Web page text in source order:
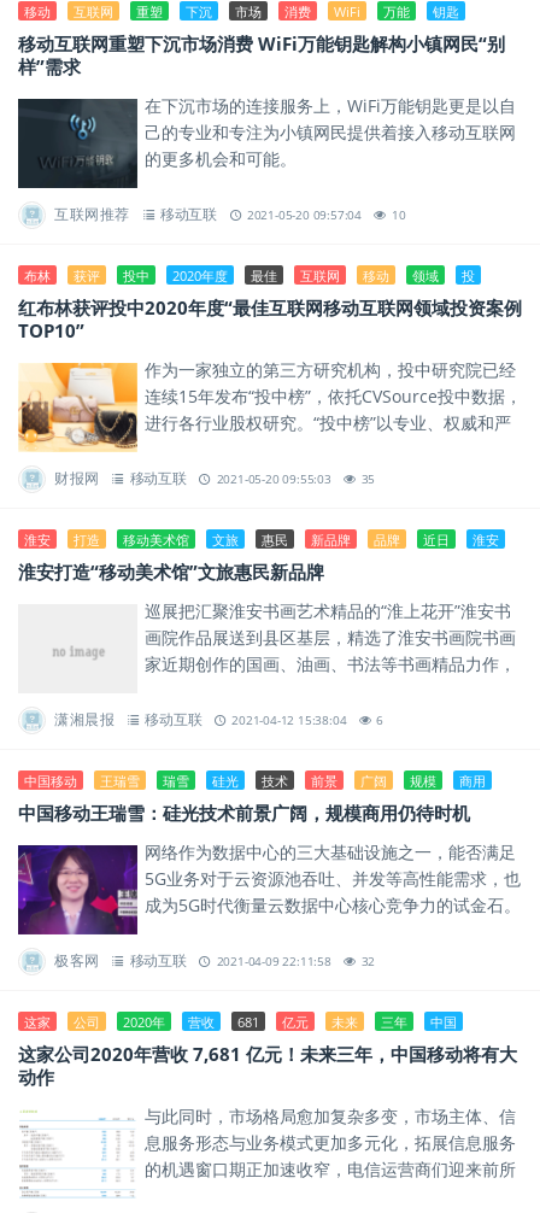
移动 互联网 重塑 下沉 市场 消费 WiFi 万能 钥匙
移动互联网重塑下沉市场消费 WiFi万能钥匙解构小镇网民“别
样”需求
在下沉市场的连接服务上，WiFi万能钥匙更是以自
己的专业和专注为小镇网民提供着接入移动互联网
的更多机会和可能。
互联网推荐 移动互联 2021-05-20 09:57:04 10
布林 获评 投中 2020年度 最佳 互联网 移动 领域 投
红布林获评投中2020年度“最佳互联网移动互联网领域投资案例
TOP10”
作为一家独立的第三方研究机构，投中研究院已经
连续15年发布“投中榜”，依托CVSource投中数据，
进行各行业股权研究。“投中榜”以专业、权威和严
财报网 移动互联 2021-05-20 09:55:03 35
淮安 打造 移动美术馆 文旅 惠民 新品牌 品牌 近日 淮安
淮安打造“移动美术馆”文旅惠民新品牌
巡展把汇聚淮安书画艺术精品的“淮上花开”淮安书
画院作品展送到县区基层，精选了淮安书画院书画
家近期创作的国画、油画、书法等书画精品力作，
新篇章。
潇湘晨报 移动互联 2021-04-12 15:38:04 6
中国移动 王瑞雪 瑞雪 硅光 技术 前景 广阔 规模 商用
中国移动王瑞雪：硅光技术前景广阔，规模商用仍待时机
网络作为数据中心的三大基础设施之一，能否满足
5G业务对于云资源池吞吐、并发等高性能需求，也
成为5G时代衡量云数据中心核心竞争力的试金石。
极客网 移动互联 2021-04-09 22:11:58 32
这家 公司 2020年 营收 681 亿元 未来 三年 中国
这家公司2020年营收 7,681 亿元！未来三年，中国移动将有大
动作
与此同时，市场格局愈加复杂多变，市场主体、信
息服务形态与业务模式更加多元化，拓展信息服务
的机遇窗口期正加速收窄，电信运营商们迎来前所